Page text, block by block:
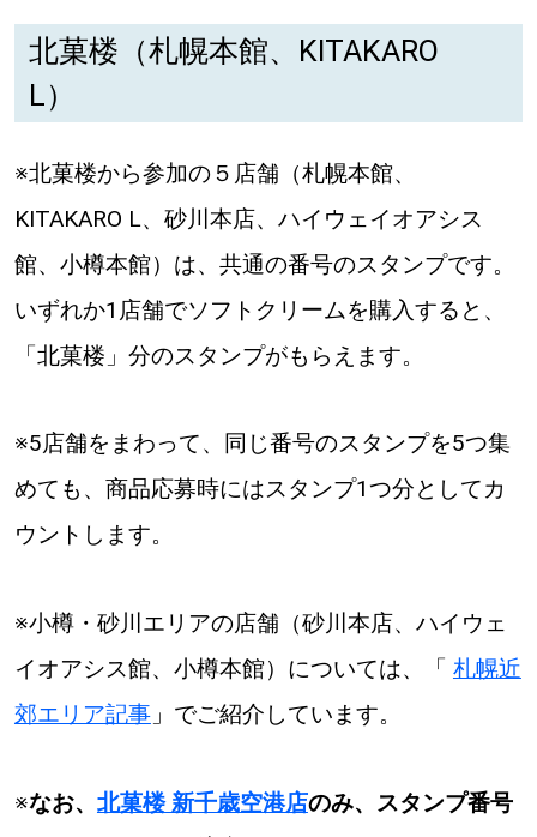
北菓楼（札幌本館、KITAKARO
L）
※北菓楼から参加の５店舗（札幌本館、
KITAKARO L、砂川本店、ハイウェイオアシス
館、小樽本館）は、共通の番号のスタンプです。
いずれか1店舗でソフトクリームを購入すると、
「北菓楼」分のスタンプがもらえます。
※5店舗をまわって、同じ番号のスタンプを5つ集
めても、商品応募時にはスタンプ1つ分としてカ
ウントします。
※小樽・砂川エリアの店舗（砂川本店、ハイウェ
イオアシス館、小樽本館）については、「 札幌近
郊エリア記事」でご紹介しています。
※なお、 北菓楼 新千歳空港店のみ、スタンプ番号